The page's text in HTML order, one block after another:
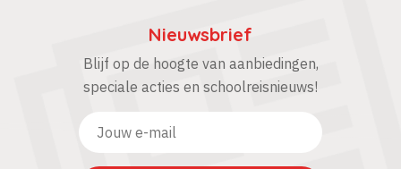
Nieuwsbrief
Blijf op de hoogte van aanbiedingen,
speciale acties en schoolreisnieuws!